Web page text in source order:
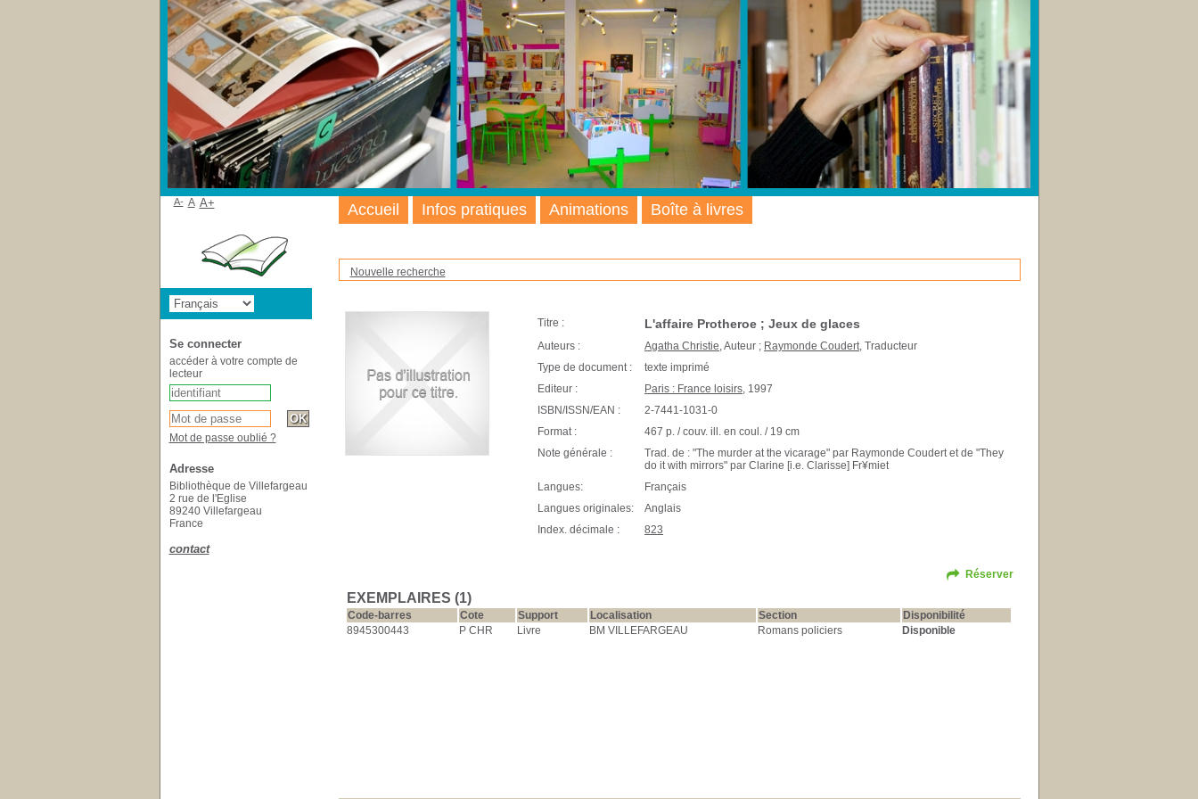
Nouvelle recherche
Titre : L'affaire Protheroe ; Jeux de glaces
Auteurs : Agatha Christie, Auteur ; Raymonde Coudert, Traducteur
Type de document :
texte imprimé
Editeur :
Paris : France loisirs, 1997
ISBN/ISSN/EAN :
2-7441-1031-0
Format :
467 p. / couv. ill. en coul. / 19 cm
Note générale :
Trad. de : "The murder at the vicarage" par Raymonde Coudert et de "They
do it with mirrors" par Clarine [i.e. Clarisse] Fr¥miet
Langues:
Français
Langues originales:
Anglais
Index. décimale :
823
Réserver
EXEMPLAIRES (1)
Code-barres Cote Support Localisation Section
Disponibilité
8945300443
P CHR Livre BM VILLEFARGEAU Romans policiers Disponible
Accueil Infos pratiques Animations Boîte à livres
A- A A+
Se connecter
accéder à votre compte de
lecteur
Mot de passe oublié ?
Adresse
Bibliothèque de Villefargeau
2 rue de l'Eglise
89240 Villefargeau
France
contact